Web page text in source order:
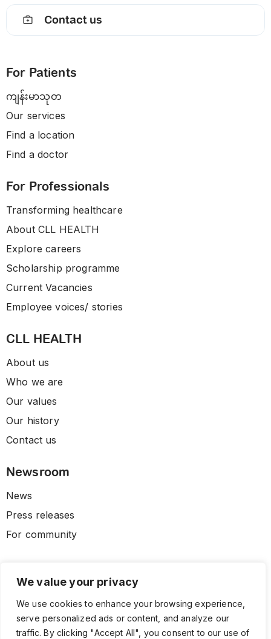
We value your privacy
We use cookies to enhance your browsing experience,
serve personalized ads or content, and analyze our
traffic. By clicking "Accept All", you consent to our use of
Contact us
For Patients
ကျန်းမာသုတ
Our services
Find a location
Find a doctor
For Professionals
Transforming healthcare
About CLL HEALTH
Explore careers
Scholarship programme
Current Vacancies
Employee voices/ stories
CLL HEALTH
About us
Who we are
Our values
Our history
Contact us
Newsroom
News
Press releases
For community